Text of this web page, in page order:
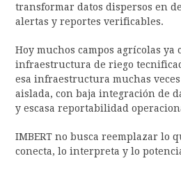
transformar datos dispersos en
alertas y reportes verificables.
Hoy muchos campos agrícolas ya
infraestructura de riego
esa infraestructura muchas
aislada, con baja integración de
y escasa reportabilidad
IMBERT no busca reemplazar lo
conecta, lo interpreta y lo